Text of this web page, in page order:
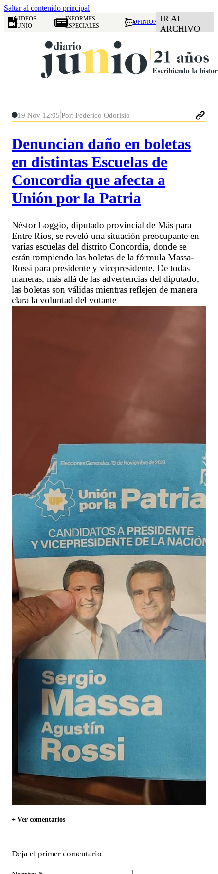
Saltar al contenido principal
VIDEOS
JUNIO
INFORMES
ESPECIALES
OPINION IR AL
ARCHIVO
19 Nov 12:05 Por: Federico Odorisio
Denuncian daño en boletas
en distintas Escuelas de
Concordia que afecta a
Unión por la Patria
Néstor Loggio, diputado provincial de Más para
Entre Ríos, se reveló una situación preocupante en
varias escuelas del distrito Concordia, donde se
están rompiendo las boletas de la fórmula Massa-
Rossi para presidente y vicepresidente. De todas
maneras, más allá de las advertencias del diputado,
las boletas son válidas mientras reflejen de manera
clara la voluntad del votante
+ Ver comentarios
Deja el primer comentario